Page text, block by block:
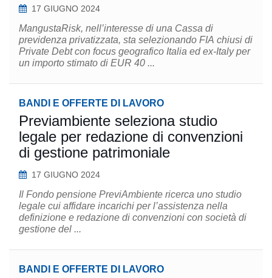
17 GIUGNO 2024
MangustaRisk, nell’interesse di una Cassa di
previdenza privatizzata, sta selezionando FIA chiusi di
Private Debt con focus geografico Italia ed ex-Italy per
un importo stimato di EUR 40 ...
BANDI E OFFERTE DI LAVORO
Previambiente seleziona studio
legale per redazione di convenzioni
di gestione patrimoniale
17 GIUGNO 2024
Il Fondo pensione PreviAmbiente ricerca uno studio
legale cui affidare incarichi per l’assistenza nella
definizione e redazione di convenzioni con società di
gestione del ...
BANDI E OFFERTE DI LAVORO